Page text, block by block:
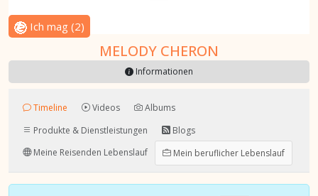
Ich mag (2)
MELODY CHERON
Informationen
Timeline Videos
Albums
Produkte & Dienstleistungen
Blogs
Meine Reisenden Lebenslauf
Mein beruflicher Lebenslauf